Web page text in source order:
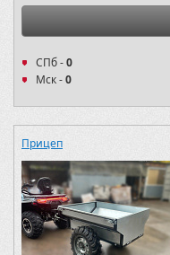
СПб -0
Мск -0
Прицеп